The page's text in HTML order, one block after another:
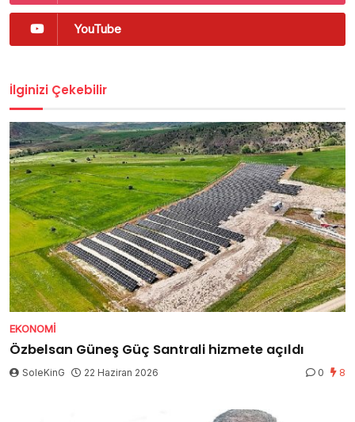
YouTube
İlginizi Çekebilir
EKONOMI
Özbelsan Güneş Güç Santrali hizmete açıldı
SoleKinG 22 Haziran 2026 0 8